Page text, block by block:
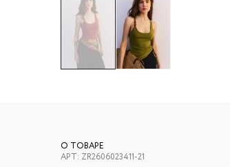
О ТОВАРЕ
АРТ: ZR2606023411-21